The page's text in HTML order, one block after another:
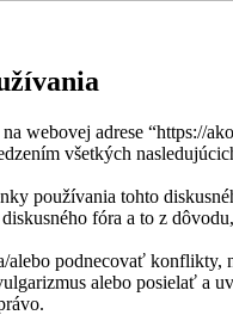
webovej adrese “https://
všetkých
používania tohto
fóra a to z
podnecovať
alebo posielať